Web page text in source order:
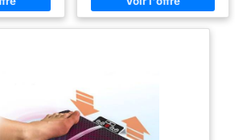
Agit comme
avec des interrupteurs
and play sur tous les systèmes
Ce remplacement de claviers
USB programmables à
commande pied intègre une